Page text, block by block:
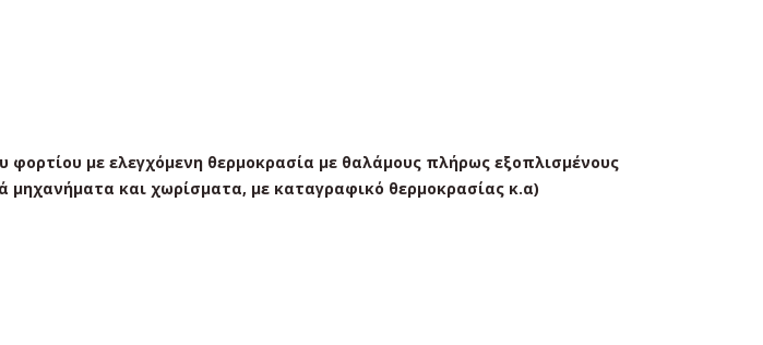
με ελεγχόμενη θερμοκρασία με θαλάμους πλήρως εξοπλισμένους
μηχανήματα και χωρίσματα, με καταγραφικό θερμοκρασίας κ.α)